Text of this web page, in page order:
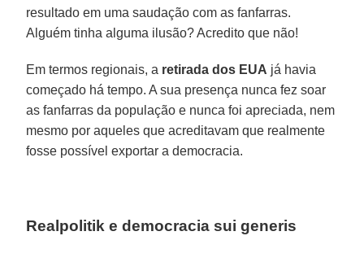
resultado em uma saudação com as fanfarras.
Alguém tinha alguma ilusão? Acredito que não!
Em termos regionais, a retirada dos EUA já havia
começado há tempo. A sua presença nunca fez soar
as fanfarras da população e nunca foi apreciada, nem
mesmo por aqueles que acreditavam que realmente
fosse possível exportar a democracia.
Realpolitik e democracia sui generis